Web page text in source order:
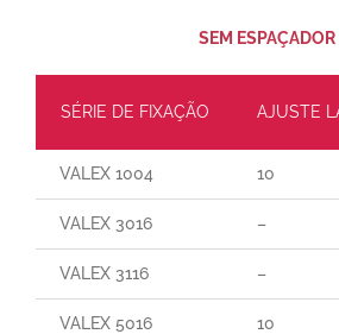
SEM ESPAÇADOR
SÉRIE DE FIXAÇÃO AJUSTE
VALEX 1004 10
VALEX 3016 –
VALEX 3116 –
VALEX 5016 10